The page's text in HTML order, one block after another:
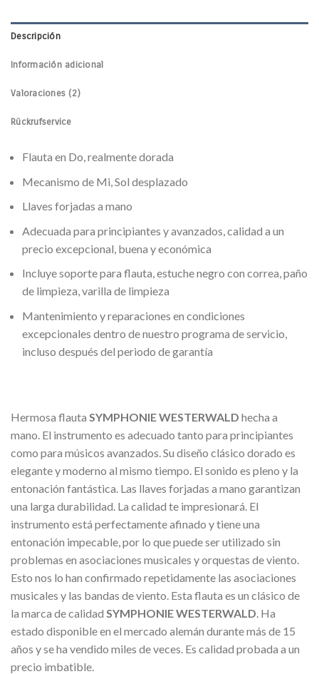
Descripción
Información adicional
Valoraciones (2)
Rückrufservice
Flauta en Do, realmente dorada
Mecanismo de Mi, Sol desplazado
Llaves forjadas a mano
Adecuada para principiantes y avanzados, calidad a un
precio excepcional, buena y económica
Incluye soporte para flauta, estuche negro con correa, paño
de limpieza, varilla de limpieza
Mantenimiento y reparaciones en condiciones
excepcionales dentro de nuestro programa de servicio,
incluso después del periodo de garantía
Hermosa flauta SYMPHONIE WESTERWALD hecha a
mano. El instrumento es adecuado tanto para principiantes
como para músicos avanzados. Su diseño clásico dorado es
elegante y moderno al mismo tiempo. El sonido es pleno y la
entonación fantástica. Las llaves forjadas a mano garantizan
una larga durabilidad. La calidad te impresionará. El
instrumento está perfectamente afinado y tiene una
entonación impecable, por lo que puede ser utilizado sin
problemas en asociaciones musicales y orquestas de viento.
Esto nos lo han confirmado repetidamente las asociaciones
musicales y las bandas de viento. Esta flauta es un clásico de
la marca de calidad SYMPHONIE WESTERWALD . Ha
estado disponible en el mercado alemán durante más de 15
años y se ha vendido miles de veces. Es calidad probada a un
precio imbatible.